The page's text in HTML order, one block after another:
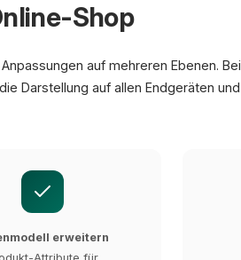
Shop
auf mehreren Ebenen.
Darstellung auf allen Endgeräten
erweitern